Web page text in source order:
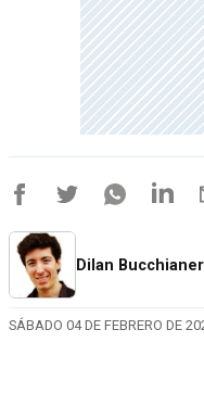
Dilan
SÁBADO 04 DE FEBRERO DE